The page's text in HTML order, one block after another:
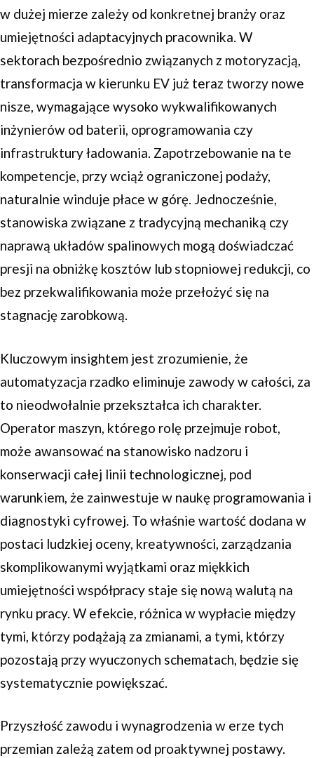
w dużej mierze zależy od konkretnej branży oraz
umiejętności adaptacyjnych pracownika. W
sektorach bezpośrednio związanych z motoryzacją,
transformacja w kierunku EV już teraz tworzy nowe
nisze, wymagające wysoko wykwalifikowanych
inżynierów od baterii, oprogramowania czy
infrastruktury ładowania. Zapotrzebowanie na te
kompetencje, przy wciąż ograniczonej podaży,
naturalnie winduje płace w górę. Jednocześnie,
stanowiska związane z tradycyjną mechaniką czy
naprawą układów spalinowych mogą doświadczać
presji na obniżkę kosztów lub stopniowej redukcji, co
bez przekwalifikowania może przełożyć się na
stagnację zarobkową.
Kluczowym insightem jest zrozumienie, że
automatyzacja rzadko eliminuje zawody w całości, za
to nieodwołalnie przekształca ich charakter.
Operator maszyn, którego rolę przejmuje robot,
może awansować na stanowisko nadzoru i
konserwacji całej linii technologicznej, pod
warunkiem, że zainwestuje w naukę programowania i
diagnostyki cyfrowej. To właśnie wartość dodana w
postaci ludzkiej oceny, kreatywności, zarządzania
skomplikowanymi wyjątkami oraz miękkich
umiejętności współpracy staje się nową walutą na
rynku pracy. W efekcie, różnica w wypłacie między
tymi, którzy podążają za zmianami, a tymi, którzy
pozostają przy wyuczonych schematach, będzie się
systematycznie powiększać.
Przyszłość zawodu i wynagrodzenia w erze tych
przemian zależą zatem od proaktywnej postawy.